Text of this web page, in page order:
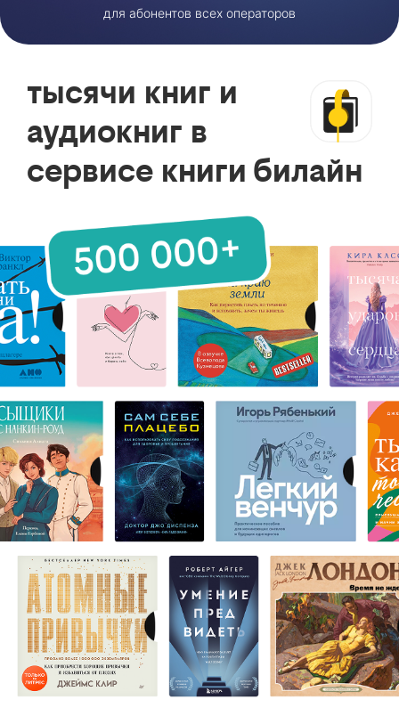
для абонентов всех операторов
тысячи книг и
аудиокниг в
сервисе книги билайн